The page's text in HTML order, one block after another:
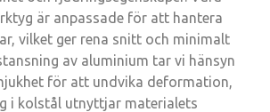
är anpassade för att hantera
vilket ger rena snitt och minimalt
av aluminium tar vi hänsyn
för att undvika deformation,
i kolstål utnyttjar materialets